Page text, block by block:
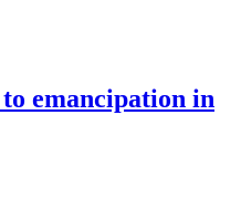
emancipation in